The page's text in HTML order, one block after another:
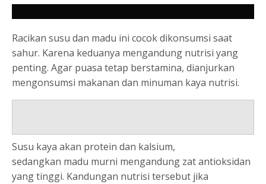
Racikan susu dan madu ini cocok dikonsumsi saat
sahur. Karena keduanya mengandung nutrisi yang
penting. Agar puasa tetap berstamina, dianjurkan
mengonsumsi makanan dan minuman kaya nutrisi.
Susu kaya akan protein dan kalsium,
sedangkan madu murni mengandung zat antioksidan
yang tinggi. Kandungan nutrisi tersebut jika